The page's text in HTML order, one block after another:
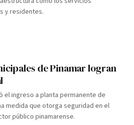
y residentes.
de Pinamar logran
el ingreso a planta permanente de
medida que otorga seguridad en el
público pinamarense.